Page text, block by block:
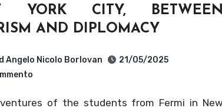
YORK CITY, BETWEEN
AND DIPLOMACY
Angelo Nicolo Borlovan
21/05/2025